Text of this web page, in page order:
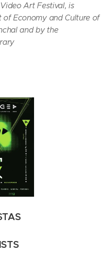
Art Festival, is
Economy and Culture of
and by the